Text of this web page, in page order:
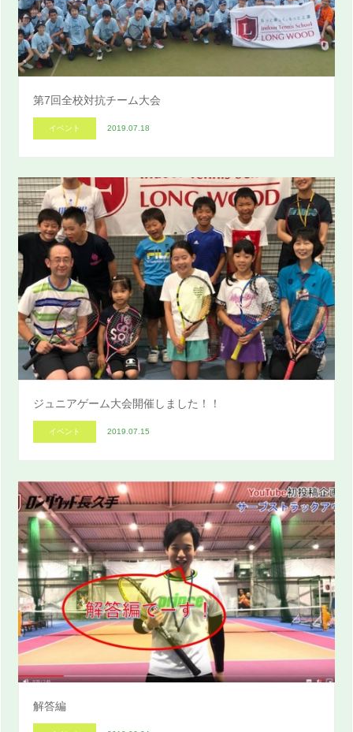
第7回全校対抗チーム大会
イベント 2019.07.18
ジュニアゲーム大会開催しました！！
イベント 2019.07.15
解答編